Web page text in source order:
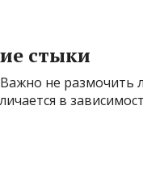
стыки
не размочить
в